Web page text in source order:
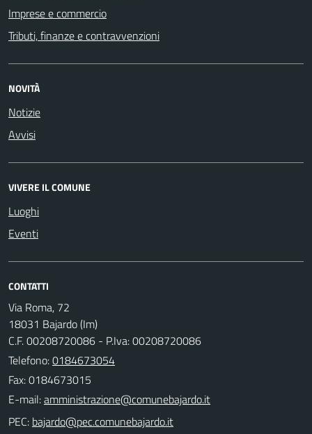
Imprese e commercio
Tributi, finanze e contravvenzioni
NOVITÀ
Notizie
Avvisi
VIVERE IL COMUNE
Luoghi
Eventi
CONTATTI
Via Roma, 72
18031 Bajardo (Im)
C.F. 00208720086 - P.Iva: 00208720086
Telefono:0184673054
Fax: 0184673015
E-mail:
PEC: